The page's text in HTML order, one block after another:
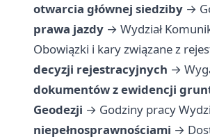
otwarcia głównej siedziby →
prawa jazdy → Wydział
Obowiązki i kary związane z
decyzji rejestracyjnych →
dokumentów z ewidencji
Geodezji → Godziny pracy
niepełnosprawnościami →